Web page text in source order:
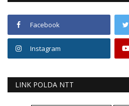
Facebook
Instagram
LINK POLDA NTT